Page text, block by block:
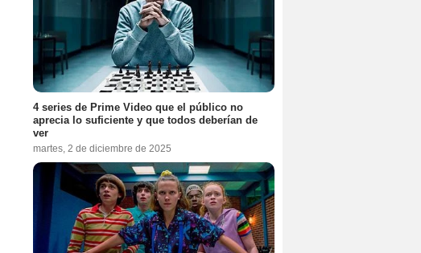
4 series de Prime Video que el público no
aprecia lo suficiente y que todos deberían de
ver
martes, 2 de diciembre de 2025